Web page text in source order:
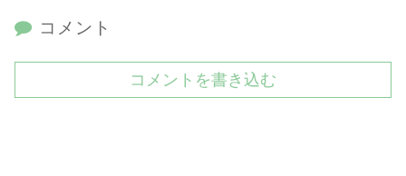
コメント
コメントを書き込む